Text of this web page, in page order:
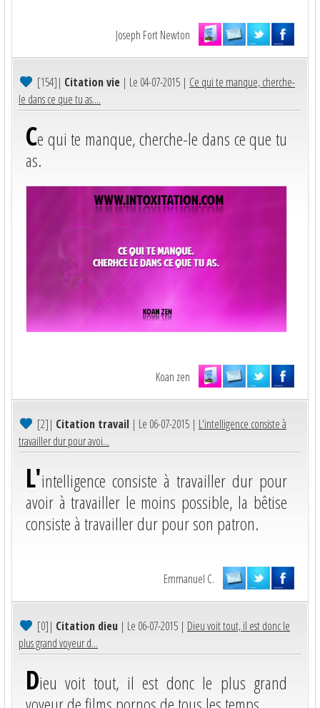
Joseph Fort Newton
[154]| Citation vie | Le 04-07-2015 | Ce qui te manque, cherche-
le dans ce que tu as....
Ce qui te manque, cherche-le dans ce que tu
as.
Koan zen
[2]| Citation travail | Le 06-07-2015 | L'intelligence consiste à
travailler dur pour avoi...
L'intelligence consiste à travailler dur pour
avoir à travailler le moins possible, la bêtise
consiste à travailler dur pour son patron.
Emmanuel C.
[0]| Citation dieu | Le 06-07-2015 | Dieu voit tout, il est donc le
plus grand voyeur d...
Dieu voit tout, il est donc le plus grand